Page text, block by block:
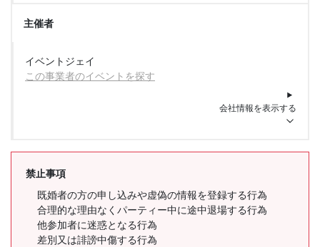
主催者
イベントジェイ
この事業者のイベントを探す
会社情報を表示する
禁止事項
既婚者の方の申し込みや虚偽の情報を登録する行為
合理的な理由なくパーティー中に途中退場する行為
他参加者に迷惑となる行為
差別又は誹謗中傷する行為